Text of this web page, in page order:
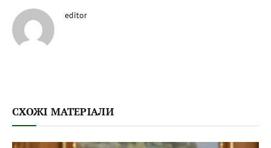
editor
СХОЖІ МАТЕРІАЛИ